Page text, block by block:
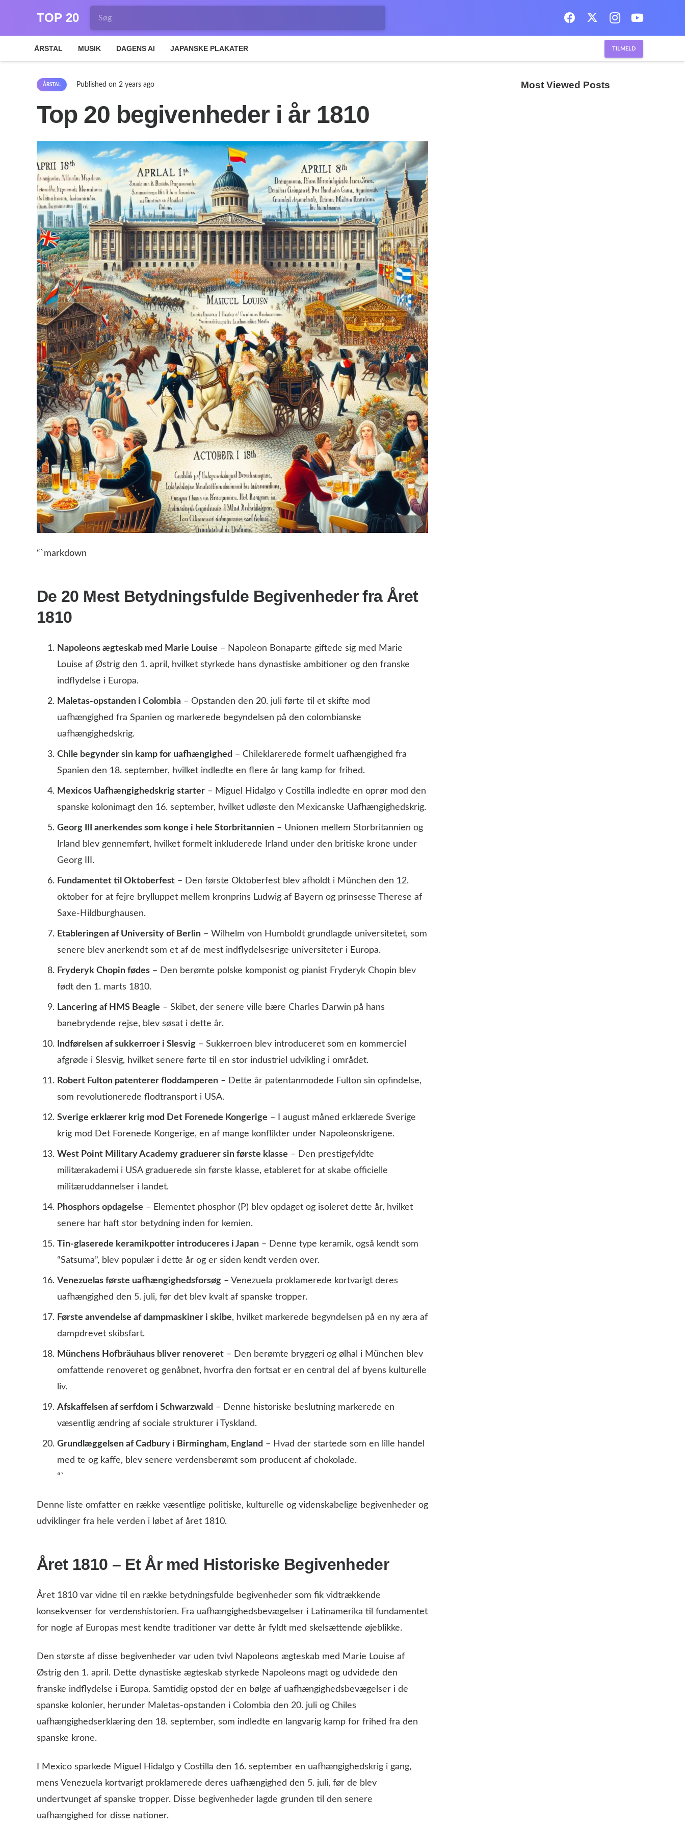
TOP 20
ÅRSTAL MUSIK DAGENS AI JAPANSKE PLAKATER TILMELD
ÅRSTAL Published on2 years ago
Top 20 begivenheder i år 1810
“`markdown
De 20 Mest Betydningsfulde Begivenheder fra Året
1810
Napoleons ægteskab med Marie Louise – Napoleon Bonaparte giftede sig med Marie
Louise af Østrig den 1. april, hvilket styrkede hans dynastiske ambitioner og den franske
indflydelse i Europa.
Maletas-opstanden i Colombia – Opstanden den 20. juli førte til et skifte mod
uafhængighed fra Spanien og markerede begyndelsen på den colombianske
uafhængighedskrig.
Chile begynder sin kamp for uafhængighed – Chileklarerede formelt uafhængighed fra
Spanien den 18. september, hvilket indledte en flere år lang kamp for frihed.
Mexicos Uafhængighedskrig starter – Miguel Hidalgo y Costilla indledte en oprør mod den
spanske kolonimagt den 16. september, hvilket udløste den Mexicanske Uafhængighedskrig.
Georg III anerkendes som konge i hele Storbritannien – Unionen mellem Storbritannien og
Irland blev gennemført, hvilket formelt inkluderede Irland under den britiske krone under
Georg III.
Fundamentet til Oktoberfest – Den første Oktoberfest blev afholdt i München den 12.
oktober for at fejre brylluppet mellem kronprins Ludwig af Bayern og prinsesse Therese af
Saxe-Hildburghausen.
Etableringen af University of Berlin – Wilhelm von Humboldt grundlagde universitetet, som
senere blev anerkendt som et af de mest indflydelsesrige universiteter i Europa.
Fryderyk Chopin fødes – Den berømte polske komponist og pianist Fryderyk Chopin blev
født den 1. marts 1810.
Lancering af HMS Beagle – Skibet, der senere ville bære Charles Darwin på hans
banebrydende rejse, blev søsat i dette år.
Indførelsen af sukkerroer i Slesvig – Sukkerroen blev introduceret som en kommerciel
afgrøde i Slesvig, hvilket senere førte til en stor industriel udvikling i området.
Robert Fulton patenterer floddamperen – Dette år patentanmodede Fulton sin opfindelse,
som revolutionerede flodtransport i USA.
Sverige erklærer krig mod Det Forenede Kongerige – I august måned erklærede Sverige
krig mod Det Forenede Kongerige, en af mange konflikter under Napoleonskrigene.
West Point Military Academy graduerer sin første klasse – Den prestigefyldte
militærakademi i USA graduerede sin første klasse, etableret for at skabe officielle
militæruddannelser i landet.
Phosphors opdagelse – Elementet phosphor (P) blev opdaget og isoleret dette år, hvilket
senere har haft stor betydning inden for kemien.
Tin-glaserede keramikpotter introduceres i Japan – Denne type keramik, også kendt som
“Satsuma”, blev populær i dette år og er siden kendt verden over.
Venezuelas første uafhængighedsforsøg – Venezuela proklamerede kortvarigt deres
uafhængighed den 5. juli, før det blev kvalt af spanske tropper.
Første anvendelse af dampmaskiner i skibe, hvilket markerede begyndelsen på en ny æra af
dampdrevet skibsfart.
Münchens Hofbräuhaus bliver renoveret – Den berømte bryggeri og ølhal i München blev
omfattende renoveret og genåbnet, hvorfra den fortsat er en central del af byens kulturelle
liv.
Afskaffelsen af serfdom i Schwarzwald – Denne historiske beslutning markerede en
væsentlig ændring af sociale strukturer i Tyskland.
Grundlæggelsen af Cadbury i Birmingham, England – Hvad der startede som en lille handel
med te og kaffe, blev senere verdensberømt som producent af chokolade.
“`
Denne liste omfatter en række væsentlige politiske, kulturelle og videnskabelige begivenheder og
udviklinger fra hele verden i løbet af året 1810.
Året 1810 – Et År med Historiske Begivenheder
Året 1810 var vidne til en række betydningsfulde begivenheder som fik vidtrækkende
konsekvenser for verdenshistorien. Fra uafhængighedsbevægelser i Latinamerika til fundamentet
for nogle af Europas mest kendte traditioner var dette år fyldt med skelsættende øjeblikke.
Den største af disse begivenheder var uden tvivl Napoleons ægteskab med Marie Louise af
Østrig den 1. april. Dette dynastiske ægteskab styrkede Napoleons magt og udvidede den
franske indflydelse i Europa. Samtidig opstod der en bølge af uafhængighedsbevægelser i de
spanske kolonier, herunder Maletas-opstanden i Colombia den 20. juli og Chiles
uafhængighedserklæring den 18. september, som indledte en langvarig kamp for frihed fra den
spanske krone.
I Mexico sparkede Miguel Hidalgo y Costilla den 16. september en uafhængighedskrig i gang,
mens Venezuela kortvarigt proklamerede deres uafhængighed den 5. juli, før de blev
undertvunget af spanske tropper. Disse begivenheder lagde grunden til den senere
uafhængighed for disse nationer.
Most Viewed Posts